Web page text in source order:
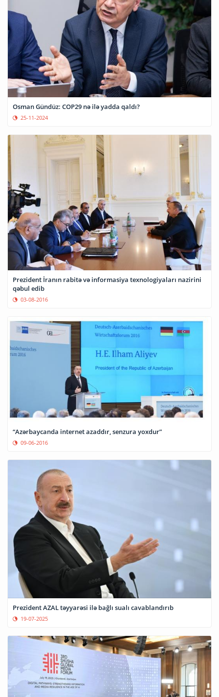
Osman Gündüz: COP29 nə ilə yadda qaldı?
25-11-2024
Prezident İranın rabitə və informasiya texnologiyaları nazirini
qəbul edib
03-08-2016
“Azərbaycanda internet azaddır, senzura yoxdur”
09-06-2016
Prezident AZAL təyyarəsi ilə bağlı sualı cavablandırıb
19-07-2025